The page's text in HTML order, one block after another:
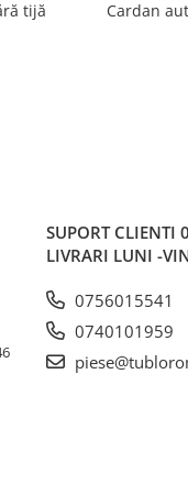
tijă Cardan
SUPORT CLIENTI
LIVRARI LUNI -
0756015541
0740101959